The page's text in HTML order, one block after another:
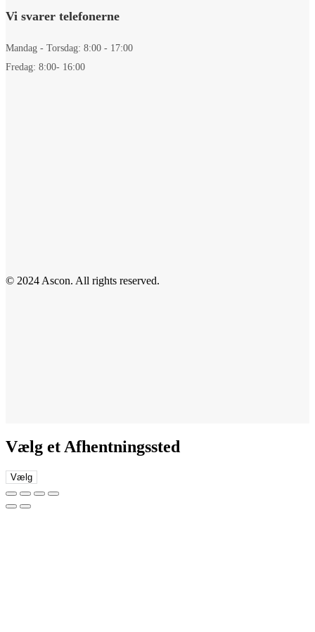
Vi svarer telefonerne
Mandag - Torsdag: 8:00 - 17:00
Fredag: 8:00- 16:00
© 2024 Ascon. All rights reserved.
Vælg et Afhentningssted
Vælg